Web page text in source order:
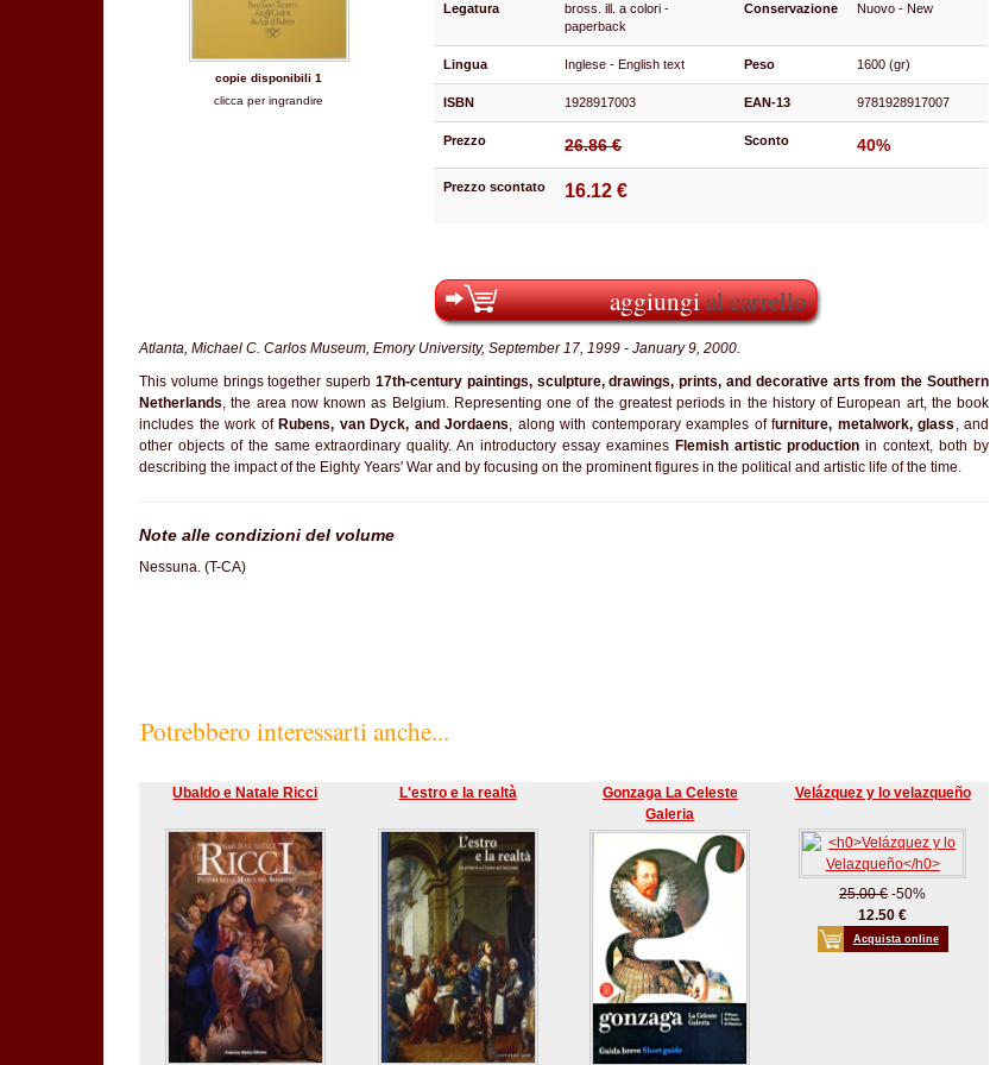
copie disponibili 1
clicca per ingrandire
Legatura
bross. ill. a colori -
paperback
Conservazione Nuovo - New
Lingua Inglese - English text Peso 1600 (gr)
ISBN 1928917003 EAN-13 9781928917007
Prezzo 26.86 € Sconto 40%
Prezzo scontato 16.12 €
aggiungial carrello
Atlanta, Michael C. Carlos Museum, Emory University, September 17, 1999 - January 9, 2000.
This volume brings together superb 17th-century paintings, sculpture, drawings, prints, and decorative arts from the Southern
Netherlands, the area now known as Belgium. Representing one of the greatest periods in the history of European art, the book
includes the work of Rubens, van Dyck, and Jordaens, along with contemporary examples of furniture, metalwork, glass , and
other objects of the same extraordinary quality. An introductory essay examines Flemish artistic production in context, both by
describing the impact of the Eighty Years' War and by focusing on the prominent figures in the political and artistic life of the time.
Note alle condizioni del volume
Nessuna. (T-CA)
Potrebbero interessarti anche...
Ubaldo e Natale Ricci L'estro e la realtà
Gonzaga La Celeste
Galeria
Velázquez y lo velazqueño
25.00 €-50%
12.50 €
Acquista online